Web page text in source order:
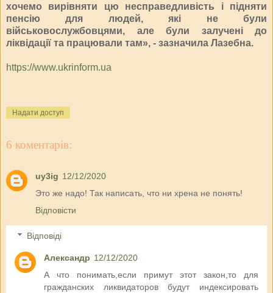
хочемо вирівняти цю несправедливість і підняти
пенсію для людей, які не були
військовослужбовцями, але були залучені до
ліквідації та працювали там», - зазначила Лазебна.
https://www.ukrinform.ua
Надати доступ
6 коментарів:
uy3ig 12/12/2020
Это же надо! Так написать, что ни хрена не понять!
Відповісти
Відповіді
Александр 12/12/2020
А что понимать,если примут этот закон,то для
гражданских ликвидаторов будут индексировать